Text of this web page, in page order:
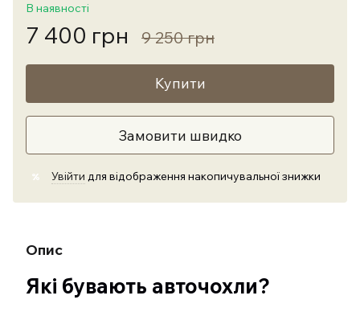
В наявності
7 400 грн 9 250 грн
Купити
Замовити швидко
% Увійти для відображення накопичувальної знижки
Опис
Які бувають авточохли?